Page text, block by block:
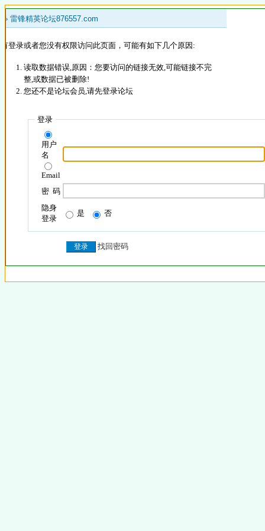
» 雷锋精英论坛876557.com
登录或者您没有权限访问此页面，可能有如下几个原因:
读取数据错误,原因：您要访问的链接无效,可能链接不完
整,或数据已被删除!
您还不是论坛会员,请先登录论坛
登录
用户
名
Email
密 码
隐身
登录
是 否
找回密码